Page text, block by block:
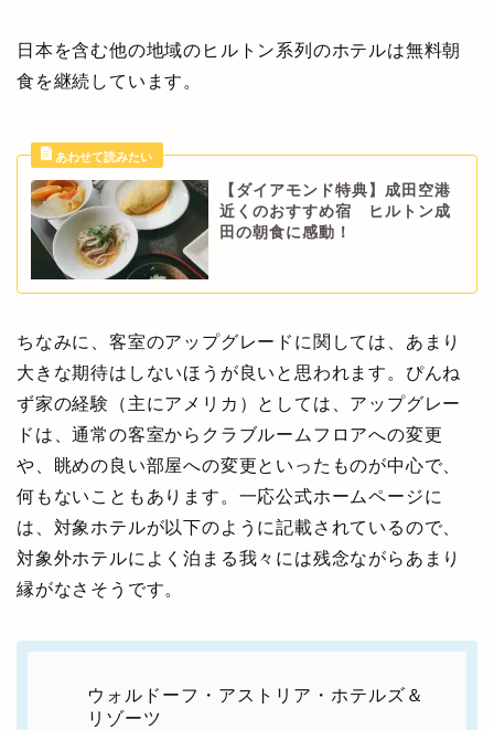
日本を含む他の地域のヒルトン系列のホテルは無料朝
食を継続しています。
【ダイアモンド特典】成田空港
近くのおすすめ宿 ヒルトン成
田の朝食に感動！
ちなみに、客室のアップグレードに関しては、あまり
大きな期待はしないほうが良いと思われます。ぴんね
ず家の経験（主にアメリカ）としては、アップグレー
ドは、通常の客室からクラブルームフロアへの変更
や、眺めの良い部屋への変更といったものが中心で、
何もないこともあります。一応公式ホームページに
は、対象ホテルが以下のように記載されているので、
対象外ホテルによく泊まる我々には残念ながらあまり
縁がなさそうです。
ウォルドーフ・アストリア・ホテルズ＆
リゾーツ